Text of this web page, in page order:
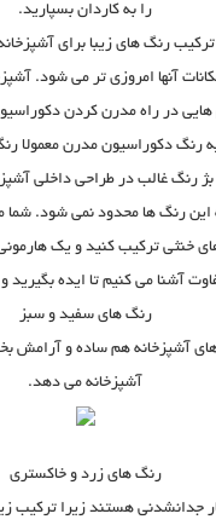
را به کاردان بسپارید.
ترکیب رنگ های زیبا برای
آنها امروزی تر می شود.
هایی در راه مدرن کردن
رنگ دکوراسیون مدرن معمولا
رنگ غالب در طراحی داخلی
رنگ ها محدود نمی شود. شما
خنثی ترکیب کنید و یک
آشنا می کنیم تا ایده
رنگ های سفید و سبز
آشپزخانه هم ساده و آرامش
آشپزخانه می دهد.
رنگ های زرد و خاکستری
هستند زیرا ترکیب